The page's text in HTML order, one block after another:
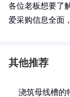
各位老板想要了
爱采购信息全面
其他推荐
浇筑母线槽的